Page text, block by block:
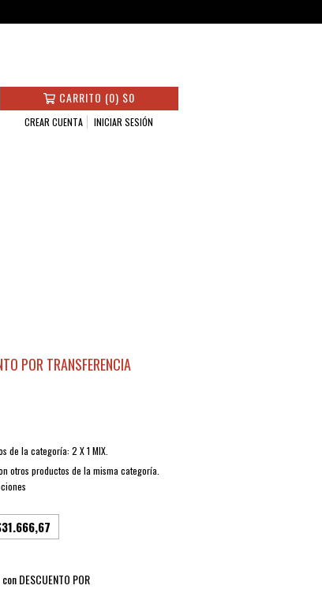
CARRITO (0) $0
CREAR CUENTA INICIAR SESIÓN
POR TRANSFERENCIA
de la categoría: 2 X 1 MIX.
otros productos de la misma categoría.
DESCUENTO POR